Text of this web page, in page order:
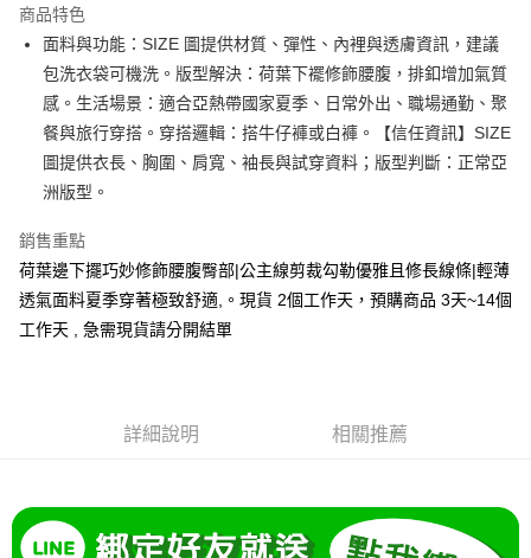
Apple Pay
街口支付
悠遊付
Google Pay
大哥付你分期
相關說明
流程，驗證手機門號後，選擇欲分期的期數、繳款截止日，確認付款後即完
消。如遇「轉專審核」未通過狀況，表示未達大哥付你分期系統評分，恕無
法說明評估內容。
【繳款方式說明】
【關於「AFTEE先享後付」】
３．安心：先確認商品／服務後，再付款。
「Hami Point」為中華電信所提供之點數服務，可於會員專區綁定中華電信
會員帳號後，即可在購物車使用 Hami Point 折抵消費金額 (1點等於1元)。
ATM付款
商品特色
面料與功能：SIZE 圖提供材質、彈性、內裡與透膚資訊，建議
包洗衣袋可機洗。版型解決：荷葉下襬修飾腰腹，排釦增加氣質
感。生活場景：適合亞熱帶國家夏季、日常外出、職場通勤、聚
餐與旅行穿搭。穿搭邏輯：搭牛仔褲或白褲。【信任資訊】SIZE
圖提供衣長、胸圍、肩寬、袖長與試穿資料；版型判斷：正常亞
洲版型。
銷售重點
荷葉邊下擺巧妙修飾腰腹臀部|公主線剪裁勾勒優雅且修長線條|輕薄
透氣面料夏季穿著極致舒適,。現貨 2個工作天，預購商品 3天~14個
工作天 , 急需現貨請分開結單
詳細說明 相關推薦